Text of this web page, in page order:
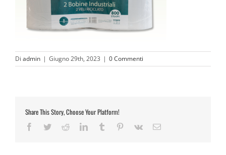
Di admin | Giugno 29th, 2023 | 0 Commenti
Share This Story, Choose Your Platform!
Facebook
TwitterRedditLinkedInTumblr Pinterest
Vk Email